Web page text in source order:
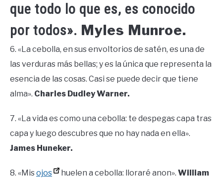
que todo lo que es, es conocido
por todos». Myles Munroe.
6. «La cebolla, en sus envoltorios de satén, es una de
las verduras más bellas; y es la única que representa la
esencia de las cosas. Casi se puede decir que tiene
alma». Charles Dudley Warner.
7. «La vida es como una cebolla: te despegas capa tras
capa y luego descubres que no hay nada en ella».
James Huneker.
8. «Misojos huelen a cebolla: lloraré anon». William